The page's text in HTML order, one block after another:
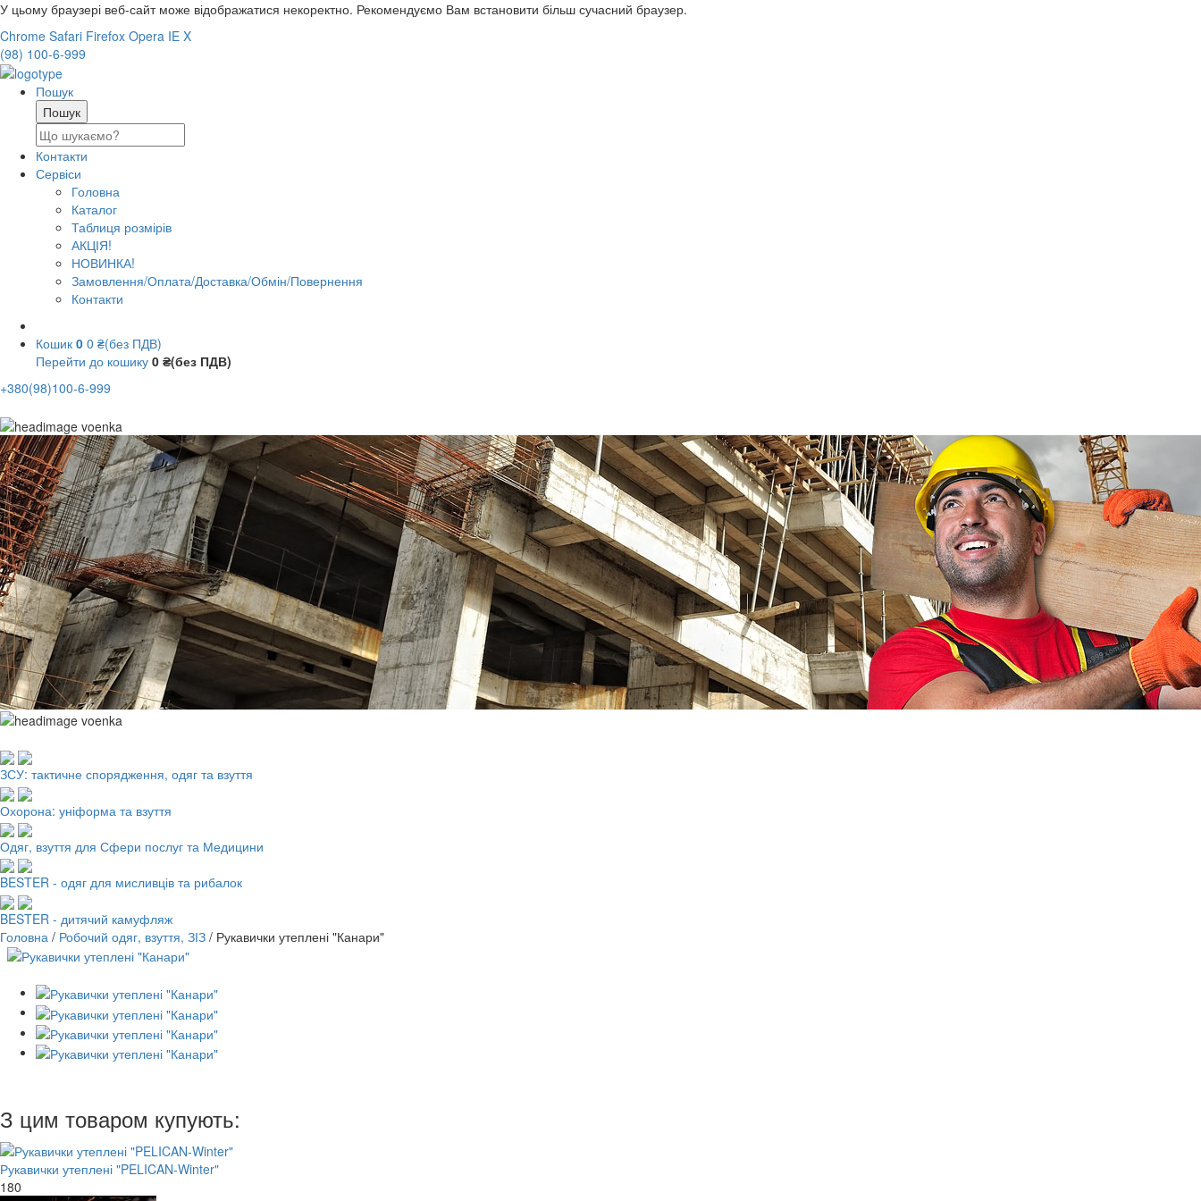
У цьому браузері веб-сайт може відображатися некоректно. Рекомендуємо Вам встановити більш сучасний браузер.
Chrome Safari Firefox Opera IE X
(98) 100-6-999
Пошук
Контакти
Сервіси
Головна
Каталог
Таблиця розмірів
АКЦІЯ!
НОВИНКА!
Замовлення/Оплата/Доставка/Обмін/Повернення
Контакти
Кошик 0 0 ₴(без ПДВ)
Перейти до кошику 0 ₴(без ПДВ)
+380(98)100-6-999
ЗСУ: тактичне спорядження, одяг та взуття
Охорона: уніформа та взуття
Одяг, взуття для Сфери послуг та Медицини
BESTER - одяг для мисливців та рибалок
BESTER - дитячий камуфляж
Головна / Робочий одяг, взуття, ЗІЗ / Рукавички утеплені "Канари"
З цим товаром купують:
Рукавички утеплені "PELICAN-Winter"
180